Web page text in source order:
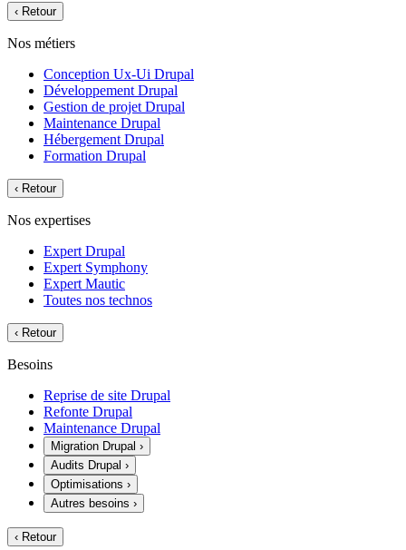
‹ Retour
Nos métiers
Conception Ux-Ui Drupal
Développement Drupal
Gestion de projet Drupal
Maintenance Drupal
Hébergement Drupal
Formation Drupal
‹ Retour
Nos expertises
Expert Drupal
Expert Symphony
Expert Mautic
Toutes nos technos
‹ Retour
Besoins
Reprise de site Drupal
Refonte Drupal
Maintenance Drupal
Migration Drupal ›
Audits Drupal ›
Optimisations ›
Autres besoins ›
‹ Retour